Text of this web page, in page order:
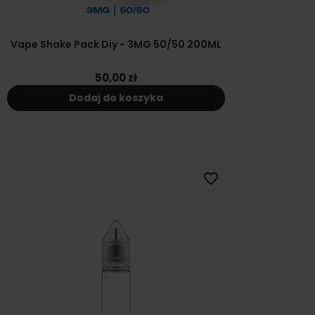
Vape Shake Pack Diy - 3MG 50/50 200ML
50,00 zł
Dodaj do koszyka
favorite_border